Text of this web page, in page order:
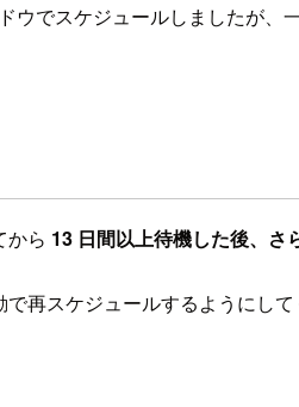
でスケジュールしましたが、
から 13 日間以上待機した後、さ
再スケジュールするようにして